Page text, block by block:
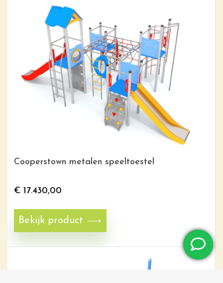
Cooperstown metalen speeltoestel
€ 17.430,00
Bekijk product